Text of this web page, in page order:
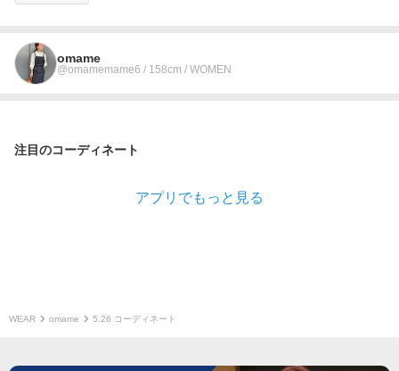
omame
@omamemame6 / 158cm / WOMEN
注目のコーディネート
アプリでもっと見る
WEAR omame 5.26 コーディネート